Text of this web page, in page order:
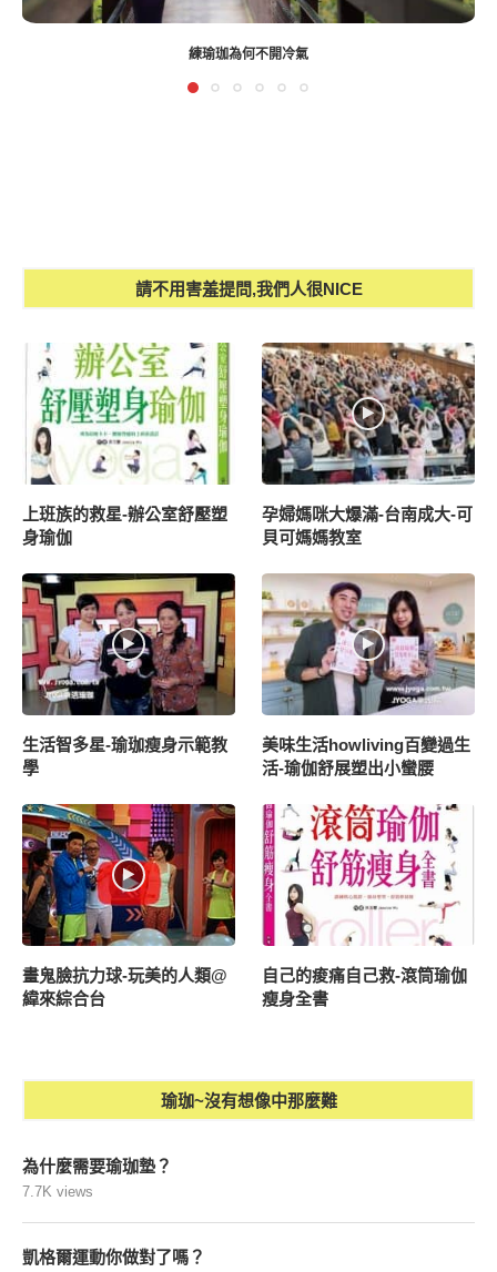
練瑜珈為何不開冷氣
請不用害羞提問,我們人很NICE
上班族的救星-辦公室舒壓塑
身瑜伽
孕婦媽咪大爆滿-台南成大-可
貝可媽媽教室
生活智多星-瑜珈瘦身示範教
學
美味生活howliving百變過生
活-瑜伽舒展塑出小蠻腰
畫鬼臉抗力球-玩美的人類@
緯來綜合台
自己的痠痛自己救-滾筒瑜伽
瘦身全書
瑜珈~沒有想像中那麼難
為什麼需要瑜珈墊？
7.7K views
凱格爾運動你做對了嗎？